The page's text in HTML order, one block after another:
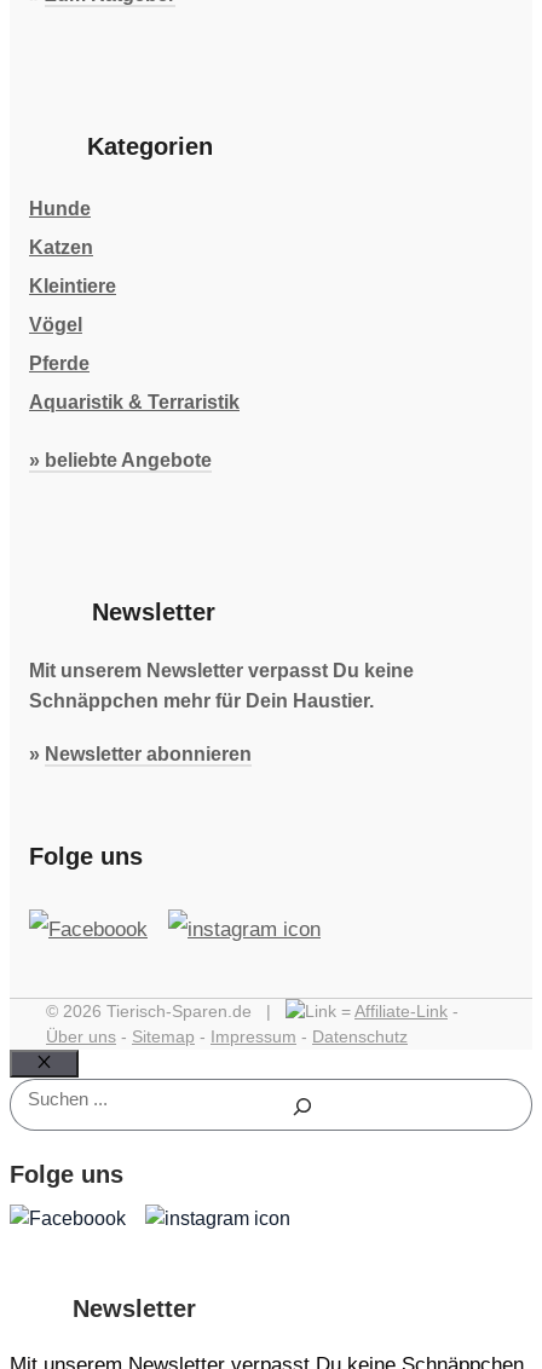
Kategorien
Hunde
Katzen
Kleintiere
Vögel
Pferde
Aquaristik & Terraristik
» beliebte Angebote
Newsletter
Mit unserem Newsletter verpasst Du keine
Schnäppchen mehr für Dein Haustier.
» Newsletter abonnieren
Folge uns
© 2026 Tierisch-Sparen.de | =Affiliate-Link -
Über uns - Sitemap - Impressum - Datenschutz
Schließen
Suchen
Folge uns
Newsletter